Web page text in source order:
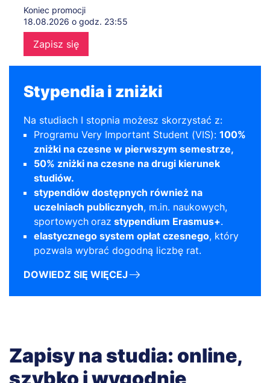
Koniec promocji
18.08.2026 o godz. 23:55
Zapisz się
Stypendia i zniżki
Na studiach I stopnia możesz skorzystać z:
Programu Very Important Student (VIS): 100%
zniżki na czesne w pierwszym semestrze,
50% zniżki na czesne na drugi kierunek
studiów.
stypendiów dostępnych również na
uczelniach publicznych, m.in. naukowych,
sportowych oraz stypendium Erasmus+.
elastycznego system opłat czesnego, który
pozwala wybrać dogodną liczbę rat.
DOWIEDZ SIĘ WIĘCEJ
Zapisy na studia: online,
szybko i wygodnie